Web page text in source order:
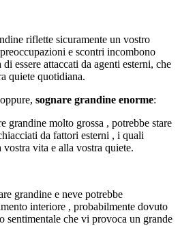
riflette sicuramente un vostro
e scontri incombono
essere attaccati da agenti esterni, che
quiete quotidiana.
sognare grandine enorme:
grandine molto grossa , potrebbe stare
da fattori esterni , i quali
vita e alla vostra quiete.
grandine e neve potrebbe
interiore , probabilmente dovuto
sentimentale che vi provoca un grande